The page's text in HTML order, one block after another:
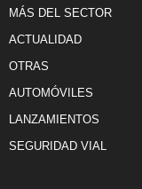
MÁS DEL SECTOR
ACTUALIDAD
OTRAS
AUTOMÓVILES
LANZAMIENTOS
SEGURIDAD VIAL